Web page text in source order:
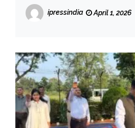
व्यवस्थाओं को चाक-चौबंद रखने के
ipressindia April 1, 2026